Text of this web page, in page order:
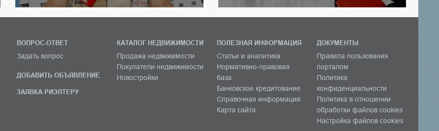
ВОПРОС-ОТВЕТ
Задать вопрос
ДОБАВИТЬ ОБЪЯВЛЕНИЕ
ЗАЯВКА РИЭЛТЕРУ
КАТАЛОГ НЕДВИЖИМОСТИ
Продажа недвижимости
Покупатели недвижимости
Новостройки
ПОЛЕЗНАЯ ИНФОРМАЦИЯ
Статьи и аналитика
Нормативно-правовая
база
Банковское кредитование
Справочная информация
Карта сайта
ДОКУМЕНТЫ
Правила пользования
порталом
Политика
конфиденциальности
Политика в отношении
обработки файлов cookies
Настройка файлов cookies